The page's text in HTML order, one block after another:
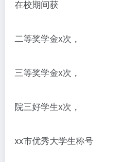
在校期间获
二等奖学金x次，
三等奖学金x次，
院三好学生x次，
xx市优秀大学生称号